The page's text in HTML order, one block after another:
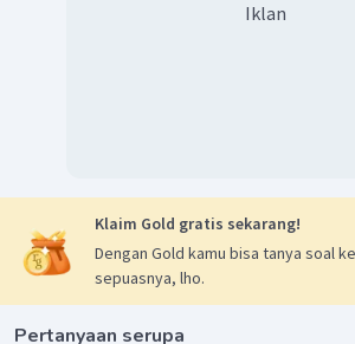
Iklan
Klaim Gold gratis sekarang!
Dengan Gold kamu bisa tanya soal
sepuasnya, lho.
Pertanyaan serupa